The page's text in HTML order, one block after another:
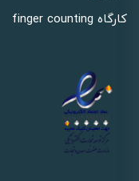
کارگاه finger counting